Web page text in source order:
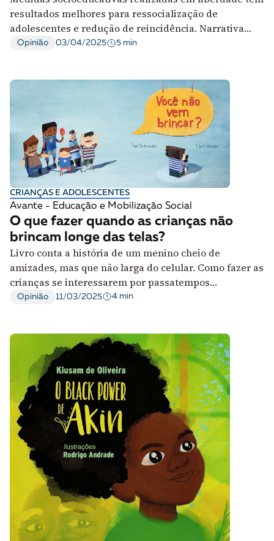
resultados melhores para ressocialização de
adolescentes e redução de reincidência. Narrativa
recorrente na imprensa erra ao normalizar o que
Opinião 03/04/2025 5 min
CRIANÇAS E ADOLESCENTES
Avante - Educação e Mobilização Social
O que fazer quando as crianças não
brincam longe das telas?
Livro conta a história de um menino cheio de
amizades, mas que não larga do celular. Como fazer as
crianças se interessarem por passatempos
analógicos?
Opinião 11/03/2025 4 min